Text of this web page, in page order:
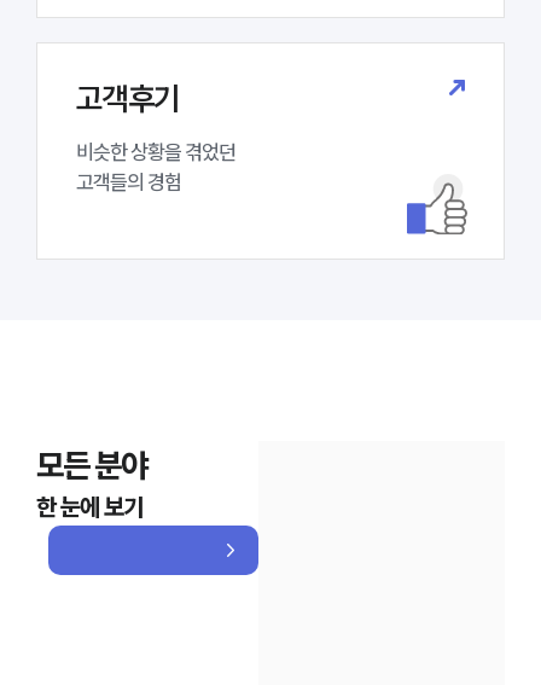
공지사항
법률 블로그
뉴스레터/브로슈어
대륜법률상담예약
고객후기
비슷한 상황을 겪었던
고객들의 경험
모든 분야
한 눈에 보기